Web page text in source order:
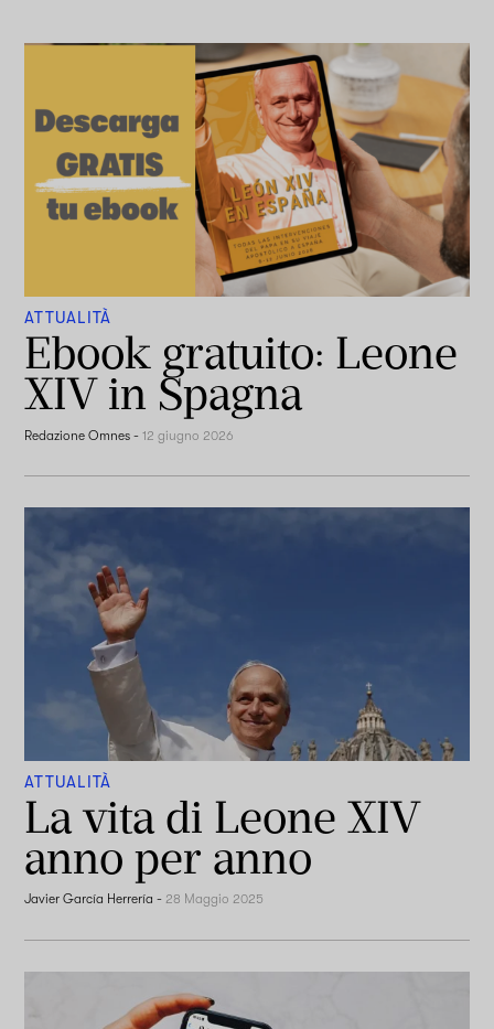
ATTUALITÀ
Ebook gratuito: Leone
XIV in Spagna
Redazione Omnes -12 giugno 2026
ATTUALITÀ
La vita di Leone XIV
anno per anno
Javier García Herrería -28 Maggio 2025